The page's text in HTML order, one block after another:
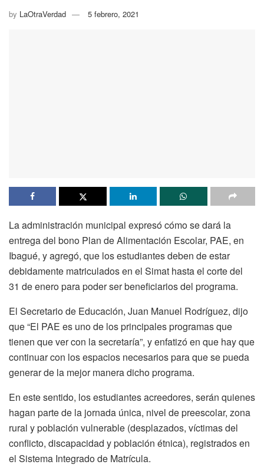
by LaOtraVerdad 5 febrero, 2021
La administración municipal expresó cómo se dará la
entrega del bono Plan de Alimentación Escolar, PAE, en
Ibagué, y agregó, que los estudiantes deben de estar
debidamente matriculados en el Simat hasta el corte del
31 de enero para poder ser beneficiarios del programa.
El Secretario de Educación, Juan Manuel Rodríguez, dijo
que “El PAE es uno de los principales programas que
tienen que ver con la secretaría”, y enfatizó en que hay que
continuar con los espacios necesarios para que se pueda
generar de la mejor manera dicho programa.
En este sentido, los estudiantes acreedores, serán quienes
hagan parte de la jornada única, nivel de preescolar, zona
rural y población vulnerable (desplazados, víctimas del
conflicto, discapacidad y población étnica), registrados en
el Sistema Integrado de Matrícula.